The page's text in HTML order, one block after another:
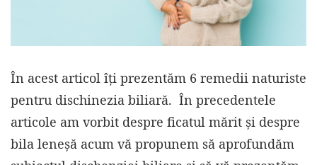
În acest articol îți prezentăm 6 remedii naturiste
pentru dischinezia biliară. În precedentele
articole am vorbit despre ficatul mărit și despre
bila leneșă acum vă propunem să aprofundăm